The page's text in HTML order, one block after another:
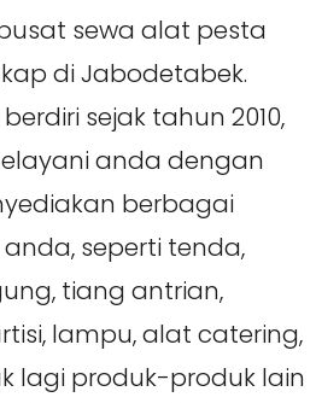
sewa alat pesta
di Jabodetabek.
sejak tahun 2010,
anda dengan
berbagai
seperti tenda,
tiang antrian,
lampu, alat catering,
lagi produk-produk lain